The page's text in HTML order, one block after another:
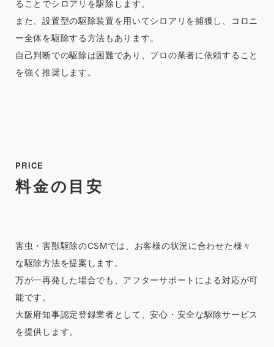
ることでシロアリを駆除します。
また、設置型の駆除装置を用いてシロアリを捕獲し、コロニ
ー全体を駆除する方法もあります。
自己判断での駆除は困難であり、プロの業者に依頼すること
を強く推奨します。
PRICE
料金の目安
害虫・害獣駆除のCSMでは、お客様の状況に合わせた様々
な駆除方法を提案します。
万が一再発した場合でも、アフターサポートによる対応が可
能です。
大阪府知事認定登録業者として、安心・安全な駆除サービス
を提供します。